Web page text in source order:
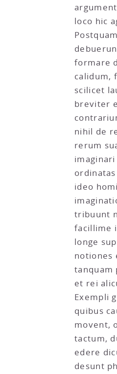
loco hic
formare
calidum,
scilicet
breviter
nihil de
rerum
ideo
tribuunt
facillime
longe
notiones
tanquam
et rei
Exempli
quibus
movent,
tactum,
edere
desunt